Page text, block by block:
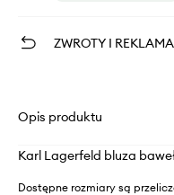
ZWROTY I
Opis produktu
Karl Lagerfeld bluza
Dostępne rozmiary są